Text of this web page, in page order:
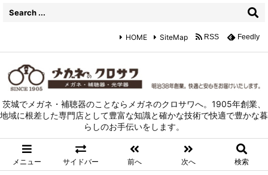
茨城でメガネ・補聴器のことならメガネのクロサワへ。1905年創業、
地域に根差した専門店として豊富な知識と確かな技術で快適で豊かな暮
らしのお手伝いをします。
メニュー サイドバー 前へ 次へ 検索
HOME SiteMap RSS Feedly